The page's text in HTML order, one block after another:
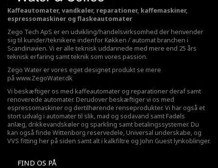
Kaffeautomater, vandkøler, reparationer, kaffemaskiner,
espressomaskiner og flaskeautomater
Zego Tech ApS er en udvikling/handelsvirksomhed der henvender
sig til kunder/teknikere indenfor Køkken / automat branchen i
Scandinavien. Vi er alle teknisk uddannede med mere end 25 års
teknisk erfaring samt teknik som vores passion.
Zego Water er vores eget designet produkt se mere
på www.ZegoWater.dk
Vi beskæftiger os med kaffeautomater og reparationer deraf samt
renoverede automater. Derudover beskæftiger vi os med
espressomaskiner og dertilhørende renseprodukter. Vi har også et
stort udvalg i automater til slik, mad og sodavand samt Fadøls
anlæg, drikkevandskøler og sparkling samt betalingssystemer. Du
kan også finde Wittenborg reservedele, Universal underskabe, og
VVS fitting her på siden samt alt i kalkfiltre og John Guest lynkoblinger.
FIND OS PÅ